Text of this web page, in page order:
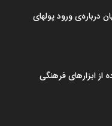
درباره‌ی ورود پولهای
از ابزارهای فرهنگی